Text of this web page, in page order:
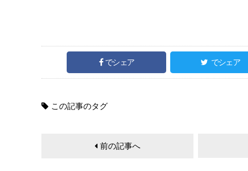
でシェア でシェア
この記事のタグ
前の記事へ